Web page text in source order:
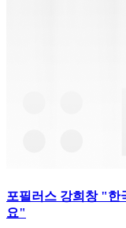
포필러스 강희창 "한
요"